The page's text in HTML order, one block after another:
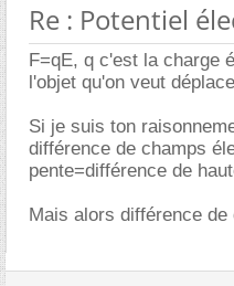
Re : Potentiel
F=qE, q c'est la charge
l'objet qu'on veut
Si je suis ton
différence de champs
pente=différence de
Mais alors différence